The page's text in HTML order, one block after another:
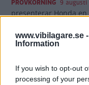
www.vibilagare.se -
Information
If you wish to opt-out
processing of your
PROVKÖRNING 9 augusti
presenterar Honda
roligare att köra
Helgesson?
15 kommentarer